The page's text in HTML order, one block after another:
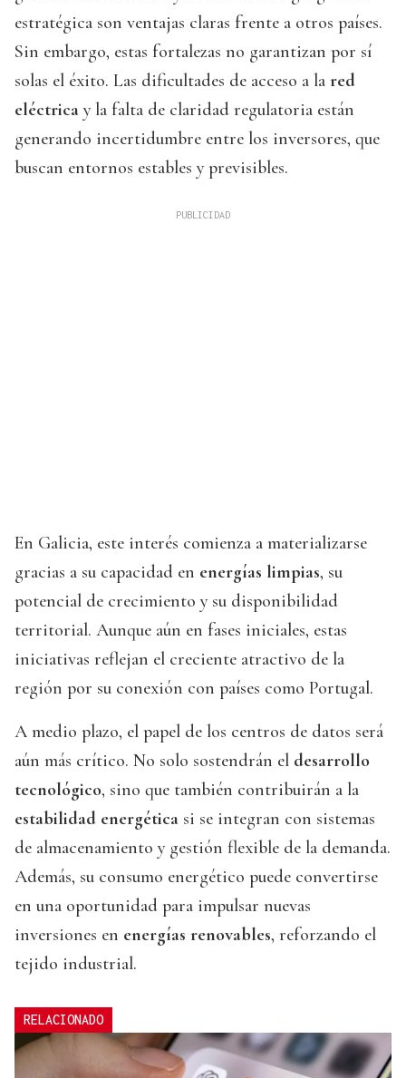
estratégica son ventajas claras frente a otros países.
Sin embargo, estas fortalezas no garantizan por sí
solas el éxito. Las dificultades de acceso a la red
eléctrica y la falta de claridad regulatoria están
generando incertidumbre entre los inversores, que
buscan entornos estables y previsibles.
En Galicia, este interés comienza a materializarse
gracias a su capacidad en energías limpias, su
potencial de crecimiento y su disponibilidad
territorial. Aunque aún en fases iniciales, estas
iniciativas reflejan el creciente atractivo de la
región por su conexión con países como Portugal.
A medio plazo, el papel de los centros de datos será
aún más crítico. No solo sostendrán el desarrollo
tecnológico, sino que también contribuirán a la
estabilidad energética si se integran con sistemas
de almacenamiento y gestión flexible de la demanda.
Además, su consumo energético puede convertirse
en una oportunidad para impulsar nuevas
inversiones en energías renovables, reforzando el
tejido industrial.
RELACIONADO